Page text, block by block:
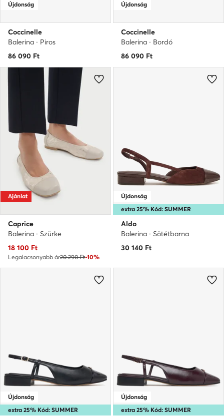
Újdonság
Coccinelle
Balerina · Piros
86 090 Ft
Újdonság
Coccinelle
Balerina · Bordó
86 090 Ft
Ajánlat
Caprice
Balerina · Szürke
Aktuális ár
18 100 Ft
Legalacsonyabb ár20 290 Ft-10%
extra 25% Kód: SUMMER
Újdonság
Aldo
Balerina · Sötétbarna
30 140 Ft
extra 25% Kód: SUMMER
Újdonság
extra 25% Kód: SUMMER
Újdonság